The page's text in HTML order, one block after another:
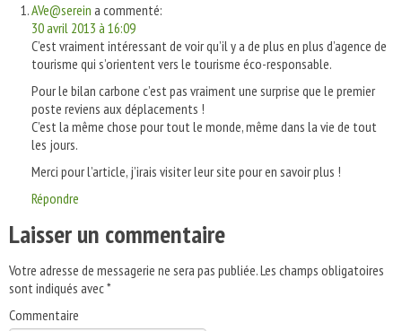
AVe@serein a commenté:
30 avril 2013 à 16:09
C’est vraiment intéressant de voir qu’il y a de plus en plus d’agence de
tourisme qui s’orientent vers le tourisme éco-responsable.
Pour le bilan carbone c’est pas vraiment une surprise que le premier
poste reviens aux déplacements !
C’est la même chose pour tout le monde, même dans la vie de tout
les jours.
Merci pour l’article, j’irais visiter leur site pour en savoir plus !
Répondre
Laisser un commentaire
Votre adresse de messagerie ne sera pas publiée.Les champs obligatoires
sont indiqués avec*
Commentaire